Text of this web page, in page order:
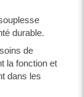
durable.
de
la fonction et
dans les